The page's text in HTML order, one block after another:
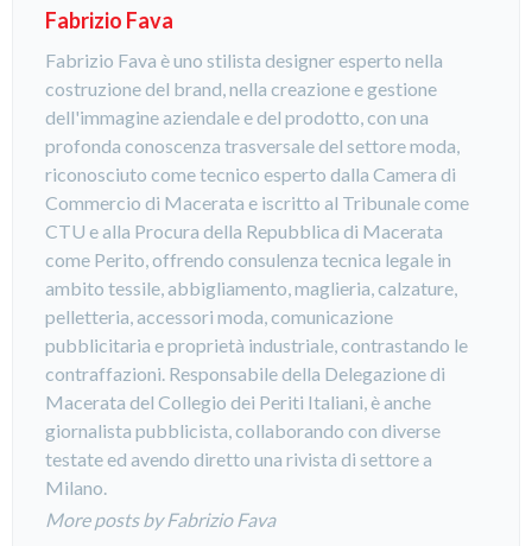
Fabrizio Fava
Fabrizio Fava è uno stilista designer esperto nella
costruzione del brand, nella creazione e gestione
dell'immagine aziendale e del prodotto, con una
profonda conoscenza trasversale del settore moda,
riconosciuto come tecnico esperto dalla Camera di
Commercio di Macerata e iscritto al Tribunale come
CTU e alla Procura della Repubblica di Macerata
come Perito, offrendo consulenza tecnica legale in
ambito tessile, abbigliamento, maglieria, calzature,
pelletteria, accessori moda, comunicazione
pubblicitaria e proprietà industriale, contrastando le
contraffazioni. Responsabile della Delegazione di
Macerata del Collegio dei Periti Italiani, è anche
giornalista pubblicista, collaborando con diverse
testate ed avendo diretto una rivista di settore a
Milano.
More posts by Fabrizio Fava